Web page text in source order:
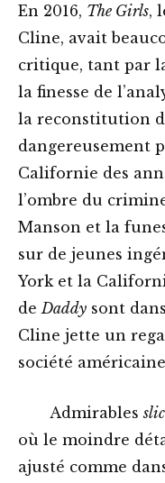
En 2016, The Girls,
Cline, avait
critique, tant par
la finesse de
la reconstitution
dangereusement
Californie des
l’ombre du
Manson et la
sur de jeunes
York et la
de Daddy sont
Cline jette un
société
Admirables
où le moindre
ajusté comme